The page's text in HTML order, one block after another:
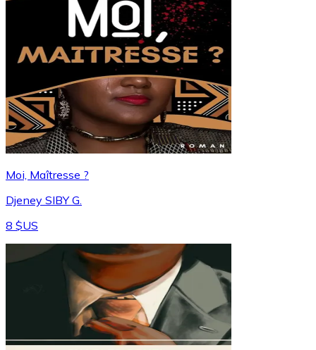
Moi, Maîtresse ?
Djeney SIBY G.
8 $US